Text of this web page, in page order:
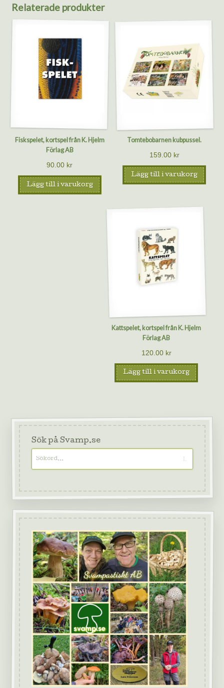
Relaterade produkter
Fiskspelet, kortspel från K. Hjelm
Förlag AB
90.00 kr
Lägg till i varukorg
Tomtebobarnen kubpussel.
159.00 kr
Lägg till i varukorg
Kattspelet, kortspel från K. Hjelm
Förlag AB
120.00 kr
Lägg till i varukorg
Sök på Svamp.se